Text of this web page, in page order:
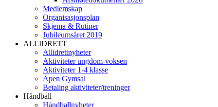
Medlemskap
Organisasjonsplan
Skjema & Rutiner
Jubileumsåret 2019
ALLIDRETT
Allidrettnyheter
Aktiviteter ungdom-voksen
Aktiviteter 1-4 klasse
Åpen Gymsal
Betaling aktiviteter/treninger
Håndball
Håndballnyheter